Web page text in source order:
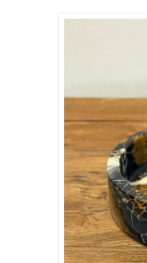
聯絡我們
客製化相簿